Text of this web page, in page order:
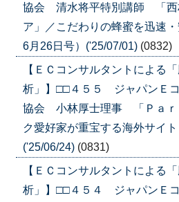
協会 清水将平特別講師 「西
ア」／こだわりの蜂蜜を迅速
6月26日号）('25/07/01) (0832)
【ＥＣコンサルタントによる
析」】□□４５５ ジャパンＥ
協会 小林厚士理事 「Ｐａｒ
ク愛好家が重宝する海外サイ
('25/06/24) (0831)
【ＥＣコンサルタントによる
析」】□□４５４ ジャパンＥ